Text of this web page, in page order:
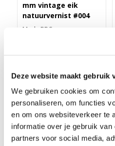
Deze website maakt gebruik
We gebruiken cookies om
personaliseren, om functies
en om ons websiteverkeer te
informatie over je gebruik
partners voor social media,
mm vintage eik
natuurvernist #004
Merk: PPC
ZELFKL. ROZET (17 MM)
NATUURVERNIST #004 (10
Deze zelfklevende rozet in meer
binnendiameter van 17 mm en